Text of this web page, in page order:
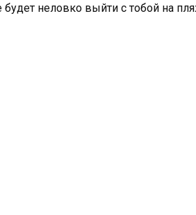
неловко выйти с тобой на